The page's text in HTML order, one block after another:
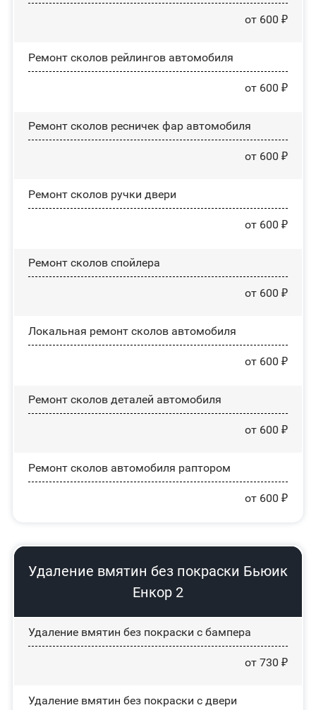
от 600 ₽
Ремонт сколов рейлингов автомобиля
от 600 ₽
Ремонт сколов ресничек фар автомобиля
от 600 ₽
Ремонт сколов ручки двери
от 600 ₽
Ремонт сколов спойлера
от 600 ₽
Локальная ремонт сколов автомобиля
от 600 ₽
Ремонт сколов деталей автомобиля
от 600 ₽
Ремонт сколов автомобиля раптором
от 600 ₽
Удаление вмятин без покраски Бьюик
Енкор 2
Удаление вмятин без покраски с бампера
от 730 ₽
Удаление вмятин без покраски с двери